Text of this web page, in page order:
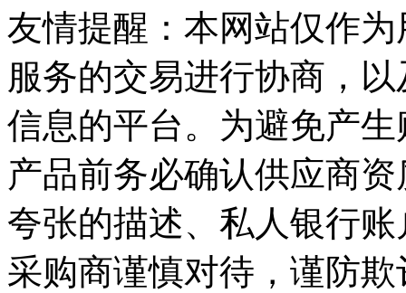
友情提醒：本网站仅作
服务的交易进行协商，
信息的平台。为避免产
产品前务必确认供应商
夸张的描述、私人银行
采购商谨慎对待，谨防